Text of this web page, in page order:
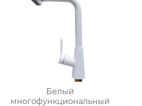
Белый
многофункциональный